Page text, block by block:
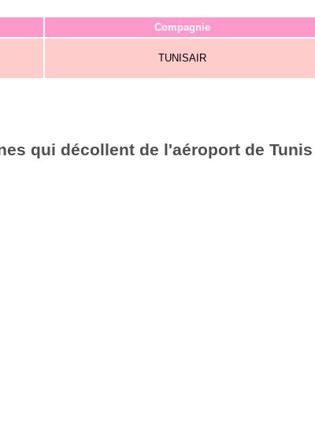
Compagnie
TUNISAIR
qui décollent de l'aéroport de